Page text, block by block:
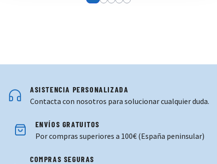
ASISTENCIA PERSONALIZADA
Contacta con nosotros para solucionar cualquier duda.
ENVÍOS GRATUITOS
Por compras superiores a 100€ (España peninsular)
COMPRAS SEGURAS